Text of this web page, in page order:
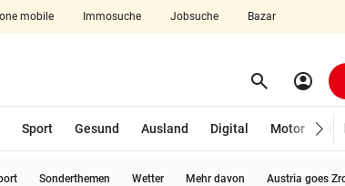
mobile Immosuche Jobsuche Bazar
search Suchen
account_circle
Sport Gesund Ausland Digital Motor
Sonderthemen Wetter Mehr davon Austria goes